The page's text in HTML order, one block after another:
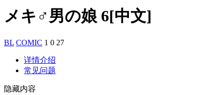
メキ♂男の娘 6[中文]
BL COMIC 1 0 27
详情介绍
常见问题
隐藏内容